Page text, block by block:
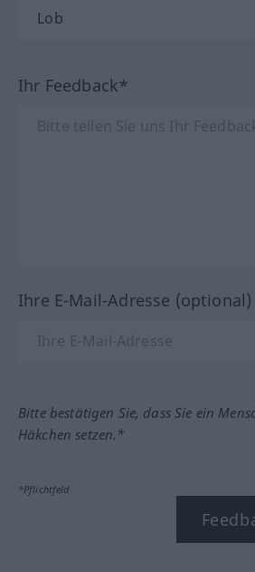
Ihr Feedback*
Ihre E-Mail-Adresse (optional)
Bitte bestätigen Sie, dass Sie ein
Häkchen setzen.*
*Pflichtfeld